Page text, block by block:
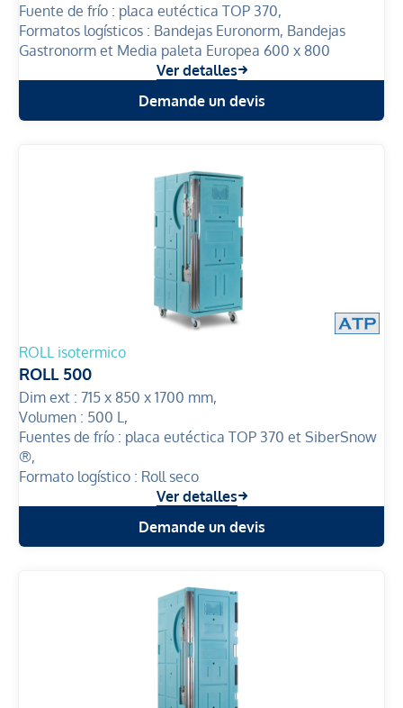
Fuente de frío : placa eutéctica TOP 370,
Formatos logísticos : Bandejas Euronorm, Bandejas
Gastronorm et Media paleta Europea 600 x 800
Ver detalles
Demande un devis
ROLL isotermico
ROLL 500
Dim ext : 715 x 850 x 1700 mm,
Volumen : 500 L,
Fuentes de frío : placa eutéctica TOP 370 et SiberSnow
®,
Formato logístico : Roll seco
Ver detalles
Demande un devis